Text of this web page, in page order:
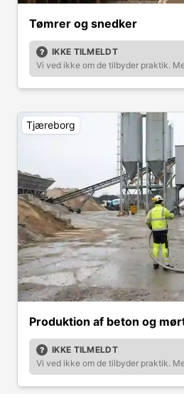
Tømrer og snedker
IKKE TILMELDT
Vi ved ikke om de tilbyder praktik.
Tjæreborg
Produktion af beton og
IKKE TILMELDT
Vi ved ikke om de tilbyder praktik.